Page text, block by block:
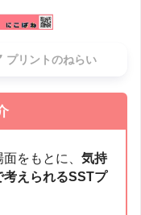
プリントのねらい
面をもとに、気持
考えられるSSTプ